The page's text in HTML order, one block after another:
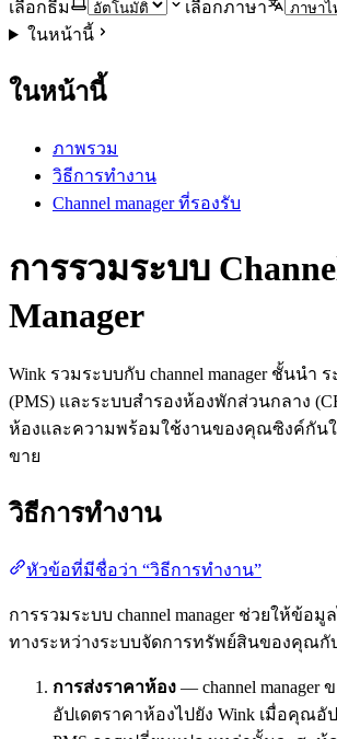
เลือกธีม
เลือกภาษา
ในหน้านี้
ในหน้านี้
ภาพรวม
วิธีการทำงาน
Channel manager ที่รองรับ
การรวมระบบ
Manager
Wink รวมระบบกับ channel manager ชั้นนำ
(PMS) และระบบสำรองห้องพักส่วนกลาง
ห้องและความพร้อมใช้งานของคุณซิงค์กัน
ขาย
วิธีการทำงาน
หัวข้อที่มีชื่อว่า “วิธีการทำงาน”
การรวมระบบ channel manager ช่วยให้ข้อ
ทางระหว่างระบบจัดการทรัพย์สินของคุณกั
การส่งราคาห้อง — channel manager
อัปเดตราคาห้องไปยัง Wink เมื่อคุณอั